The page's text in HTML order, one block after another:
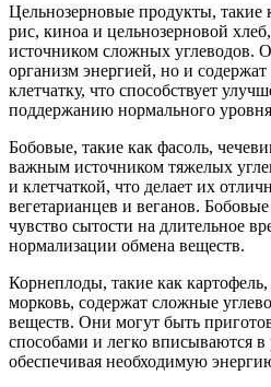
Цельнозерновые продукты, такие
рис, киноа и цельнозерновой
источником сложных углеводов.
организм энергией, но и
клетчатку, что способствует
поддержанию нормального
Бобовые, такие как фасоль,
важным источником тяжелых
и клетчаткой, что делает их
вегетарианцев и веганов.
чувство сытости на длительное
нормализации обмена веществ.
Корнеплоды, такие как
морковь, содержат сложные
веществ. Они могут быть
способами и легко вписываются в
обеспечивая необходимую